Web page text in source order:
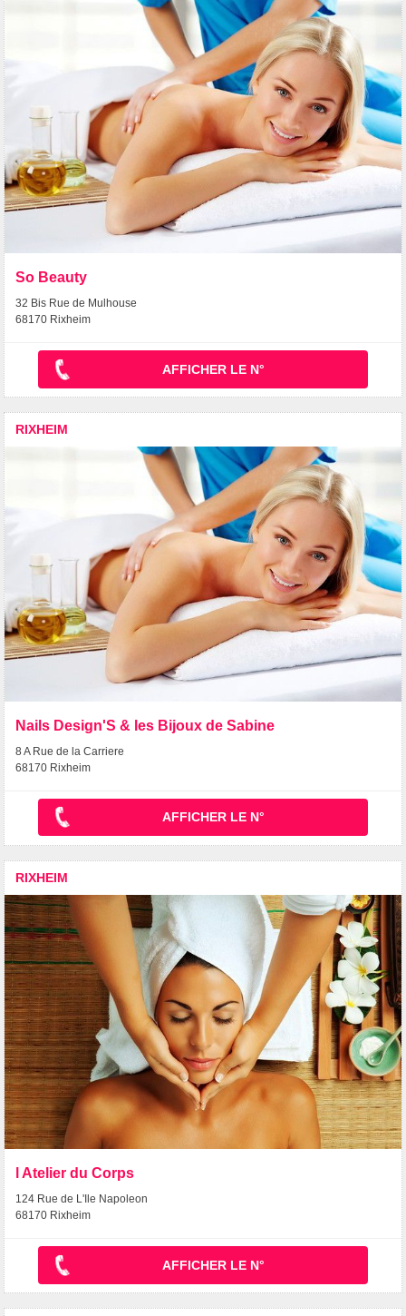
So Beauty
32 Bis Rue de Mulhouse
68170 Rixheim
AFFICHER LE N°
RIXHEIM
Nails Design'S & les Bijoux de Sabine
8 A Rue de la Carriere
68170 Rixheim
AFFICHER LE N°
RIXHEIM
l Atelier du Corps
124 Rue de L'Ile Napoleon
68170 Rixheim
AFFICHER LE N°